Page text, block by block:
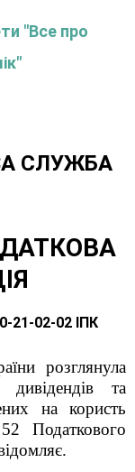
"Все про
СЛУЖБА
21-02-02 ІПК
розглянула
дивідендів та
на користь
Податкового